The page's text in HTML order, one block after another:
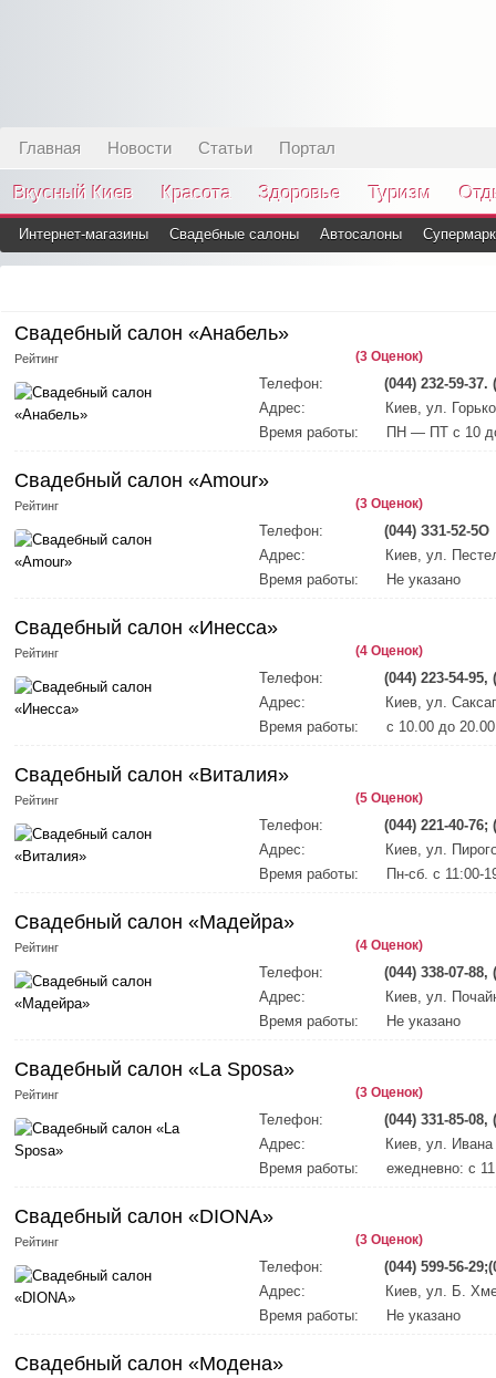
Главная Новости Статьи Портал
Вкусный Киев Красота Здоровье Туризм
Интернет-магазины Свадебные салоны Автосалоны
Свадебный салон «Анабель»
Рейтинг (3 Оценок)
Телефон:
(044) 232-59-37.
Адрес:
Киев, ул.
Время работы:
ПН — ПТ с 10
Свадебный салон «Amour»
Рейтинг (3 Оценок)
Телефон:
(044) ЗЗ1-52-5O
Адрес:
Киев, ул.
Время работы:
Не указано
Свадебный салон «Инесса»
Рейтинг (4 Оценок)
Телефон:
(044) 223-54-95,
Адрес:
Киев, ул.
Время работы:
с 10.00 до
Свадебный салон «Виталия»
Рейтинг (5 Оценок)
Телефон:
(044) 221-40-76;
Адрес:
Киев, ул.
Время работы:
Пн-сб. с 11:00-
Свадебный салон «Мадейра»
Рейтинг (4 Оценок)
Телефон:
(044) 338-07-88,
Адрес:
Киев, ул.
Время работы:
Не указано
Свадебный салон «La Sposa»
Рейтинг (3 Оценок)
Телефон:
(044) 331-85-08,
Адрес:
Киев, ул.
Время работы:
ежедневно: c
Свадебный салон «DIONA»
Рейтинг (3 Оценок)
Телефон:
(044) 599-56-
Адрес:
Киев, ул. Б.
Время работы:
Не указано
Свадебный салон «Модена»